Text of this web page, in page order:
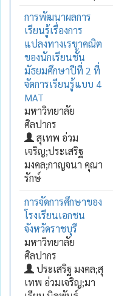
การพัฒนาผลการ
เรียนรู้เรื่องการ
แปลงทางเรขาคณิต
ของนักเรียนชั้น
มัธยมศึกษาปีที่ 2 ที่
จัดการเรียนรู้แบบ 4
MAT
มหาวิทยาลัย
ศิลปากร
สุเทพ อ่วม
เจริญ;ประเสริฐ
มงคล;กาญจนา คุณา
รักษ์
การจัดการศึกษาของ
โรงเรียนเอกชน
จังหวัดราชบุรี
มหาวิทยาลัย
ศิลปากร
ประเสริฐ มงคล;สุ
เทพ อ่วมเจริญ;มา